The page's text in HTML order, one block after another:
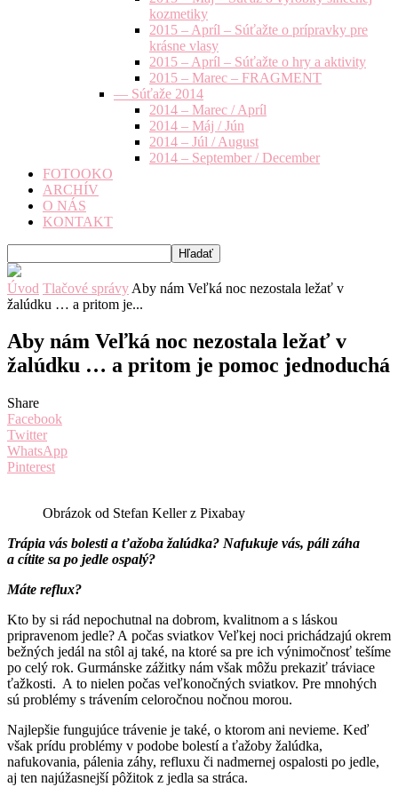
kozmetiky
2015 – Apríl – Súťažte o prípravky pre
krásne vlasy
2015 – Apríl – Súťažte o hry a aktivity
2015 – Marec – FRAGMENT
— Súťaže 2014
2014 – Marec / Apríl
2014 – Máj / Jún
2014 – Júl / August
2014 – September / December
FOTOOKO
ARCHÍV
O NÁS
KONTAKT
Úvod Tlačové správy Aby nám Veľká noc nezostala ležať v
žalúdku … a pritom je...
Aby nám Veľká noc nezostala ležať v
žalúdku … a pritom je pomoc jednoduchá
Share
Facebook
Twitter
WhatsApp
Pinterest
Obrázok od Stefan Keller z Pixabay
Trápia vás bolesti a ťažoba žalúdka? Nafukuje vás, páli záha
a cítite sa po jedle ospalý?
Máte reflux?
Kto by si rád nepochutnal na dobrom, kvalitnom a s láskou
pripravenom jedle? A počas sviatkov Veľkej noci prichádzajú okrem
bežných jedál na stôl aj také, na ktoré sa pre ich výnimočnosť tešíme
po celý rok. Gurmánske zážitky nám však môžu prekaziť tráviace
ťažkosti. A to nielen počas veľkonočných sviatkov. Pre mnohých
sú problémy s trávením celoročnou nočnou morou.
Najlepšie fungujúce trávenie je také, o ktorom ani nevieme. Keď
však prídu problémy v podobe bolestí a ťažoby žalúdka,
nafukovania, pálenia záhy, refluxu či nadmernej ospalosti po jedle,
aj ten najúžasnejší pôžitok z jedla sa stráca.